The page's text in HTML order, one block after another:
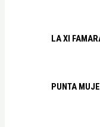
LA XI
PUNTA